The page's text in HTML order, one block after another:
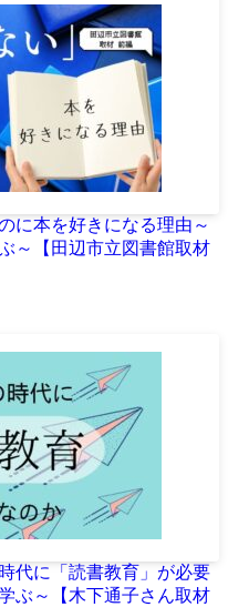
に本を好きになる理由～
～【田辺市立図書館取材
代に「読書教育」が必要
ぶ～【木下通子さん取材